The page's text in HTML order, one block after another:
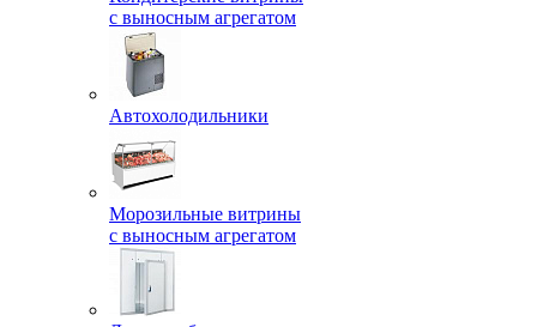
с выносным агрегатом
Автохолодильники
Морозильные витрины
с выносным агрегатом